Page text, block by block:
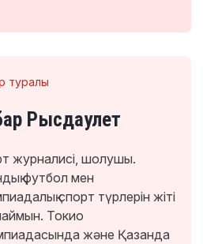
туралы
Рысдаулет
журналисі, шолушы.
футбол мен
спорт түрлерін жіті
Токио
және Қазанда